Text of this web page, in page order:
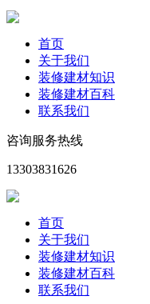
首页
关于我们
装修建材知识
装修建材百科
联系我们
咨询服务热线
13303831626
首页
关于我们
装修建材知识
装修建材百科
联系我们